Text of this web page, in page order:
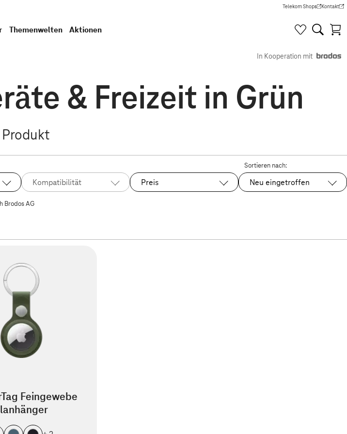
Telekom Shops
(Wird in einem neuen Tab
Kontakt
(Wird in
Themenwelten Aktionen
In Kooperation mit
& Freizeit in Grün
Produkt
Kompatibilität Preis
Sortieren nach:
Ausgewählt:
Neu eingetroffen
Brodos AG
Feingewebe